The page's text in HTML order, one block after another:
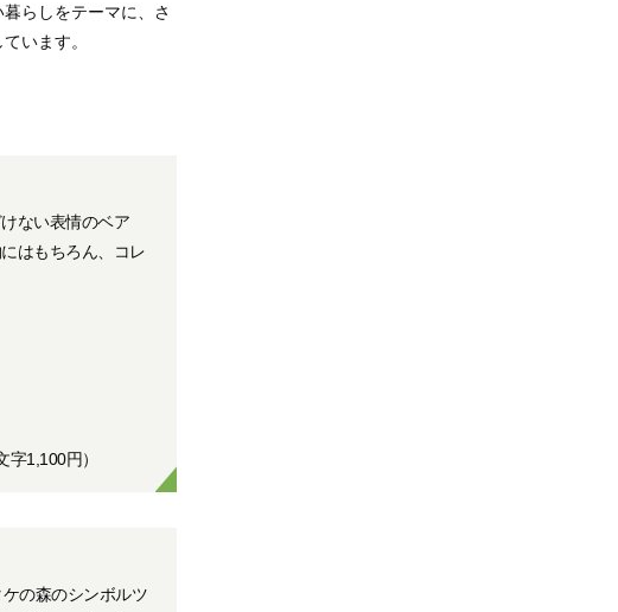
らしをテーマに、さ
います。
ない表情のベア
はもちろん、コレ
1,100円）
の森のシンボルツ